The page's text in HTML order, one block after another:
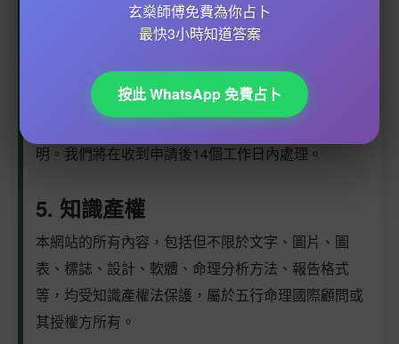
因技術問題導致服務無法正常提供
顧問未能在約定時間內提供服務且未提前通知
服務內容與描述嚴重不符
退款申請需在服務購買後7日內提出，並提供合理說
明。我們將在收到申請後14個工作日內處理。
5. 知識產權
本網站的所有內容，包括但不限於文字、圖片、圖
表、標誌、設計、軟體、命理分析方法、報告格式
等，均受知識產權法保護，屬於五行命理國際顧問或
其授權方所有。
玄燊師傅免費為你占卜
最快3小時知道答案
按此 WhatsApp 免費占卜